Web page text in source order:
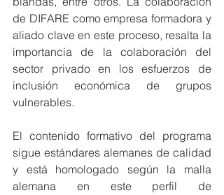
de DIFARE como empresa formadora y
aliado clave en este proceso, resalta la
importancia de la colaboración del
sector privado en los esfuerzos de
inclusión económica de grupos
vulnerables.
El contenido formativo del programa
sigue estándares alemanes de calidad
y está homologado según la malla
alemana en este perfil de